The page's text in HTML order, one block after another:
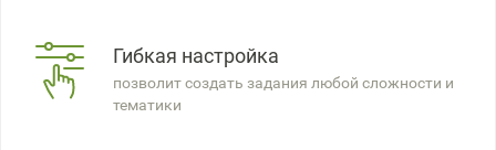
Гибкая настройка
позволит создать задания любой сложности и
тематики